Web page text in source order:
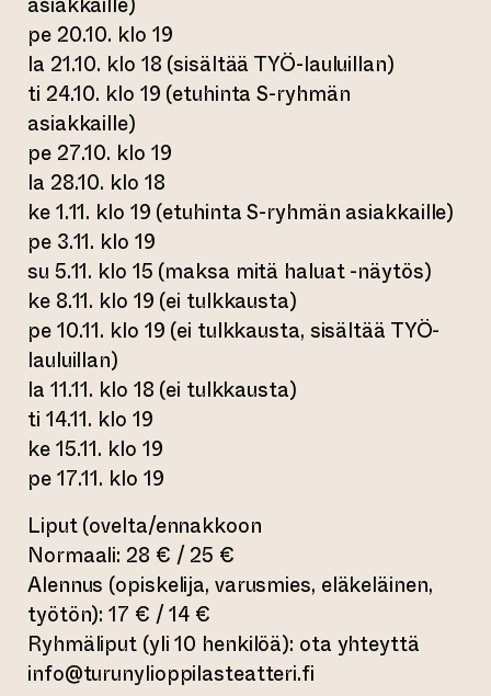
pe 20.10. klo 19
la 21.10. klo 18 (sisältää TYÖ-lauluillan)
ti 24.10. klo 19 (etuhinta S-ryhmän
asiakkaille)
pe 27.10. klo 19
la 28.10. klo 18
ke 1.11. klo 19 (etuhinta S-ryhmän asiakkaille)
pe 3.11. klo 19
su 5.11. klo 15 (maksa mitä haluat -näytös)
ke 8.11. klo 19 (ei tulkkausta)
pe 10.11. klo 19 (ei tulkkausta, sisältää TYÖ-
lauluillan)
la 11.11. klo 18 (ei tulkkausta)
ti 14.11. klo 19
ke 15.11. klo 19
pe 17.11. klo 19
Liput (ovelta/ennakkoon
Normaali: 28 € / 25 €
Alennus (opiskelija, varusmies, eläkeläinen,
työtön): 17 € / 14 €
Ryhmäliput (yli 10 henkilöä): ota yhteyttä
info@turunylioppilasteatteri.fi